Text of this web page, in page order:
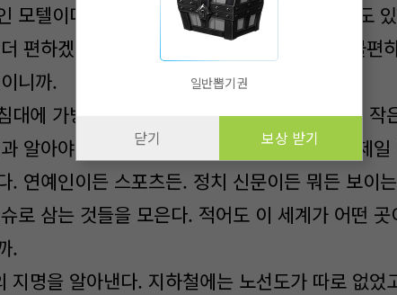
모텔이다. 호텔도 있고 사람이 운영하는 모텔도
편하겠지? 다른 사람들이랑 마주치는 것도 불편
니까.
대에 가방을 올려놓고 안에서 정사각형 모양의 작
알아야할 것을 적어 놨다. 일단 가는 곳마다 제
. 연예인이든 스포츠든. 정치 신문이든 뭐든 보이
로 삼는 것들을 모은다. 적어도 이 세계가 어떤
.
지명을 알아낸다. 지하철에는 노선도가 따로 없었
일반뽑기권
닫기 보상 받기